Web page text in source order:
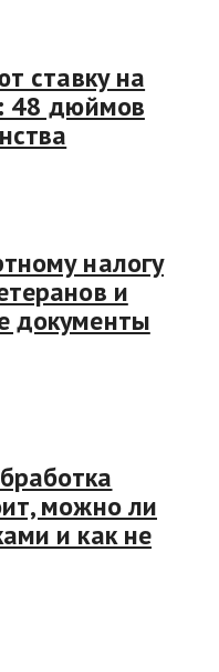
ставку на
48 дюймов
налогу
и
документы
можно ли
и как не